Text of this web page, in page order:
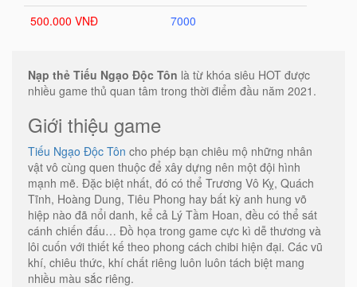
500.000 VNĐ
7000
Nạp thẻ Tiếu Ngạo Độc Tôn là từ khóa siêu HOT được
nhiều game thủ quan tâm trong thời điểm đầu năm 2021.
Giới thiệu game
Tiếu Ngạo Độc Tôn cho phép bạn chiêu mộ những nhân
vật vô cùng quen thuộc để xây dựng nên một đội hình
mạnh mẽ. Đặc biệt nhất, đó có thể Trương Vô Kỵ, Quách
Tĩnh, Hoàng Dung, Tiêu Phong hay bất kỳ anh hung võ
hiệp nào đã nổi danh, kể cả Lý Tầm Hoan, đều có thể sát
cánh chiến đấu… Đồ họa trong game cực kì dễ thương và
lôi cuốn với thiết kế theo phong cách chibi hiện đại. Các vũ
khí, chiêu thức, khí chất riêng luôn luôn tách biệt mang
nhiều màu sắc riêng.